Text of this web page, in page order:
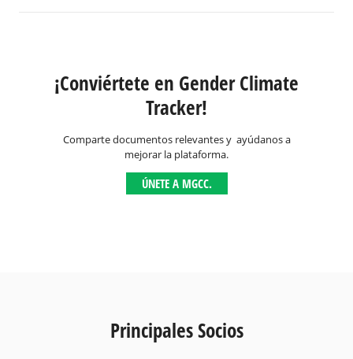
¡Conviértete en Gender Climate
Tracker!
Comparte documentos relevantes y ayúdanos a
mejorar la plataforma.
ÚNETE A MGCC.
Principales Socios